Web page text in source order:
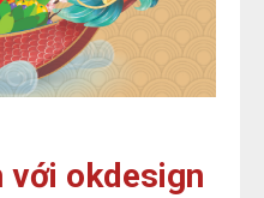
với okdesign